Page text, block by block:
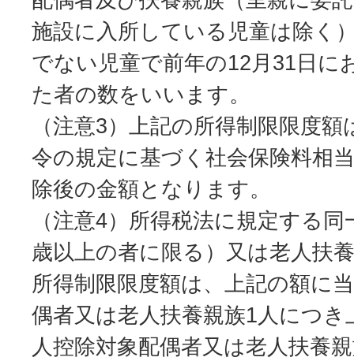
施設に入所している児童は除く
でない児童で前年の12月31日に
た者の数をいいます。
（注意3）上記の所得制限限度
令の規定に基づく社会保険料相
除後の金額となります。
（注意4）所得税法に規定する
歳以上の者に限る）又は老人扶
所得制限限度額は、上記の額に
偶者又は老人扶養親族1人につき
人控除対象配偶者又は老人扶養